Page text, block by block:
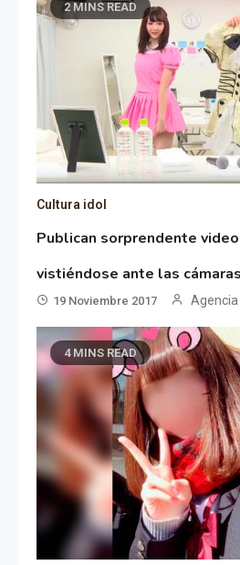
2 MINS READ
Cultura idol
Publican sorprendente
vistiéndose ante las cámaras
19 Noviembre 2017 Agencia
4 MINS READ